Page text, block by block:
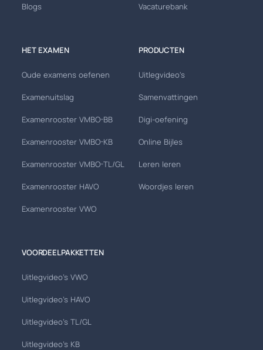
Blogs Vacaturebank
HET EXAMEN
Oude examens oefenen
Examenuitslag
Examenrooster VMBO-BB
Examenrooster VMBO-KB
Examenrooster VMBO-TL/GL
Examenrooster HAVO
Examenrooster VWO
PRODUCTEN
Uitlegvideo's
Samenvattingen
Digi-oefening
Online Bijles
Leren leren
Woordjes leren
VOORDEELPAKKETTEN
Uitlegvideo's VWO
Uitlegvideo's HAVO
Uitlegvideo's TL/GL
Uitlegvideo's KB